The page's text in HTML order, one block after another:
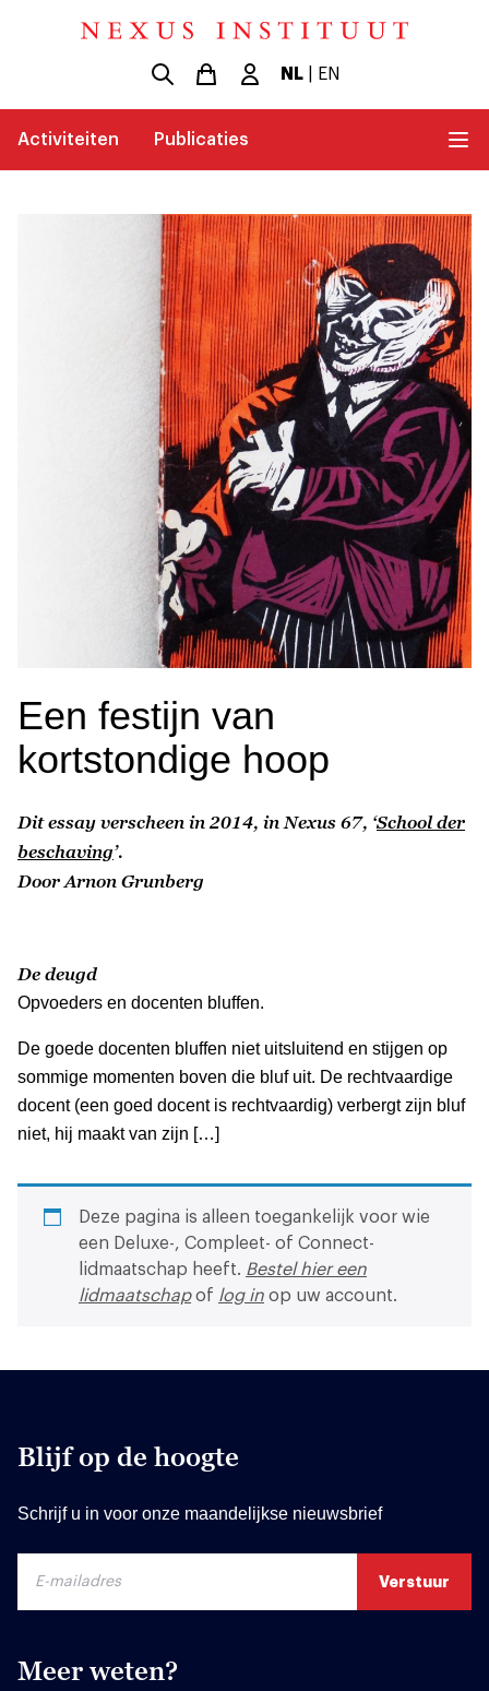
NL| EN
Activiteiten Publicaties
Een festijn van
kortstondige hoop
Dit essay verscheen in 2014, in Nexus 67, ‘School der
beschaving’.
Door Arnon Grunberg
De deugd
Opvoeders en docenten bluffen.
De goede docenten bluffen niet uitsluitend en stijgen op
sommige momenten boven die bluf uit. De rechtvaardige
docent (een goed docent is rechtvaardig) verbergt zijn bluf
niet, hij maakt van zijn […]
Deze pagina is alleen toegankelijk voor wie
een Deluxe-, Compleet- of Connect-
lidmaatschap heeft. Bestel hier een
lidmaatschapof log in op uw account.
Blijf op de hoogte
Schrijf u in voor onze maandelijkse nieuwsbrief
Meer weten?